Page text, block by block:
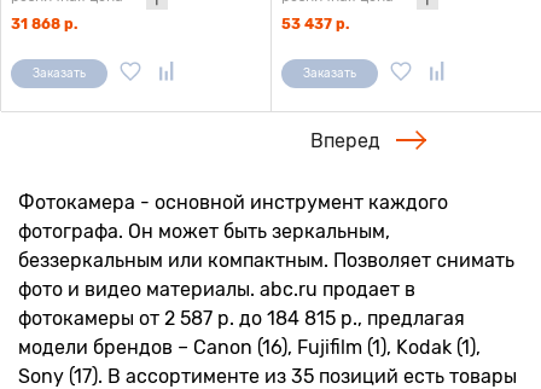
31 868 р.
Заказать
53 437 р.
Заказать
Вперед
Фотокамера - основной инструмент каждого
фотографа. Он может быть зеркальным,
беззеркальным или компактным. Позволяет снимать
фото и видео материалы. abc.ru продает в
фотокамеры от 2 587 р. до 184 815 р., предлагая
модели брендов – Canon (16), Fujifilm (1), Kodak (1),
Sony (17). В ассортименте из 35 позиций есть товары